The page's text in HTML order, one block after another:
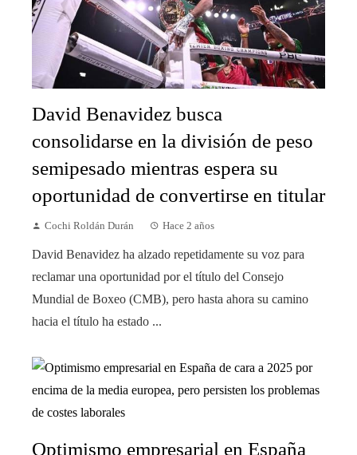
David Benavidez busca
consolidarse en la división de peso
semipesado mientras espera su
oportunidad de convertirse en titular
Cochi Roldán Durán Hace 2 años
David Benavidez ha alzado repetidamente su voz para
reclamar una oportunidad por el título del Consejo
Mundial de Boxeo (CMB), pero hasta ahora su camino
hacia el título ha estado ...
Optimismo empresarial en España